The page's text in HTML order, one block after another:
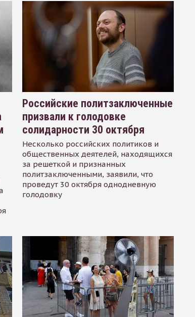
Российские политзаключенные
призвали к голодовке
солидарности 30 октября
Несколько российских политиков и
общественных деятелей, находящихся
за решеткой и признанных
политзаключенными, заявили, что
проведут 30 октября однодневную
голодовку